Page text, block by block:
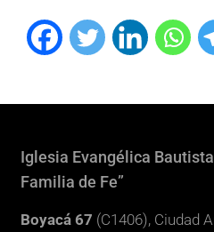
Iglesia Evangélica
Familia de Fe”
Boyacá 67 (C1406), Ciudad